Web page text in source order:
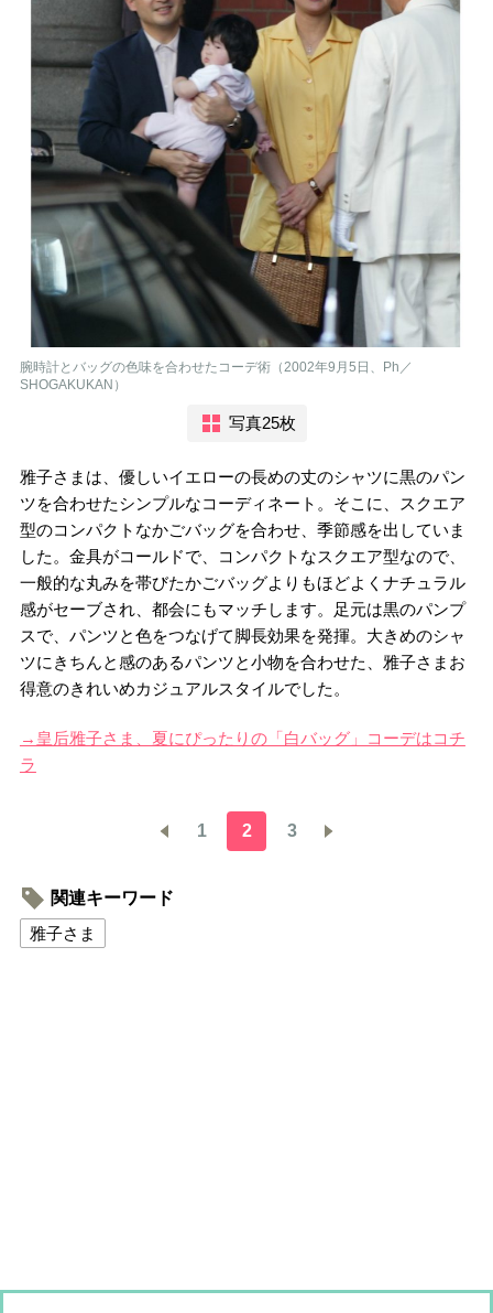
腕時計とバッグの色味を合わせたコーデ術（2002年9月5日、Ph／
SHOGAKUKAN）
写真25枚
雅子さまは、優しいイエローの長めの丈のシャツに黒のパン
ツを合わせたシンプルなコーディネート。そこに、スクエア
型のコンパクトなかごバッグを合わせ、季節感を出していま
した。金具がコールドで、コンパクトなスクエア型なので、
一般的な丸みを帯びたかごバッグよりもほどよくナチュラル
感がセーブされ、都会にもマッチします。足元は黒のパンプ
スで、パンツと色をつなげて脚長効果を発揮。大きめのシャ
ツにきちんと感のあるパンツと小物を合わせた、雅子さまお
得意のきれいめカジュアルスタイルでした。
→皇后雅子さま、夏にぴったりの「白バッグ」コーデはコチ
ラ
1 2 3
関連キーワード
雅子さま